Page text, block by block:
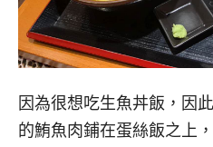
因為很想吃生魚丼飯，因
的鮪魚肉鋪在蛋絲飯之上